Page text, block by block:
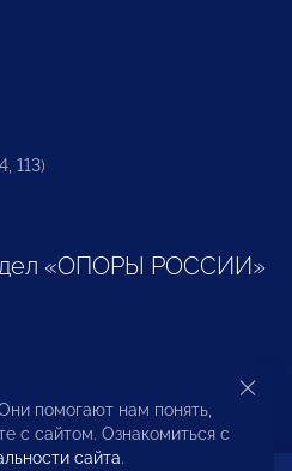
113)
«ОПОРЫ РОССИИ»
предпринимателей и
помогают нам понять,
с сайтом. Ознакомиться с
сайта.